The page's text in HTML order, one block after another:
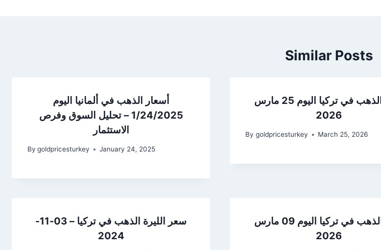
Similar Posts
أسعار الذهب في ألمانيا اليوم
1/24/2025 – تحليل السوق وفرص
الاستثمار
By goldpricesturkey January 24, 2025
سعر الذهب في تركيا اليوم 25 مارس
2026
By goldpricesturkey March 25, 2026
سعر الليرة الذهب في تركيا – 03-11-
2024
سعر الذهب في تركيا اليوم 09 مارس
2026